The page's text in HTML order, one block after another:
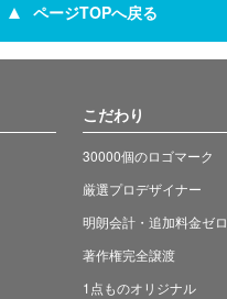
ページTOPへ戻る
こだわり
30000個のロゴマーク
厳選プロデザイナー
明朗会計・追加料金ゼロ
著作権完全譲渡
1点ものオリジナル